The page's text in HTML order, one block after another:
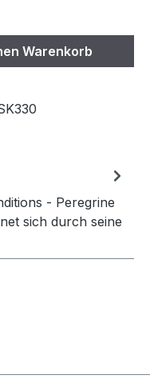
Warenkorb
- Peregrine
sich durch seine